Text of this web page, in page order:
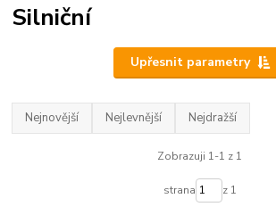
Silniční
Upřesnit parametry
Nejnovější Nejlevnější Nejdražší
Zobrazuji 1-1 z 1
strana z 1